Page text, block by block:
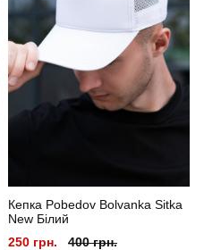
унісекс
повсякденний
котон
Кепка Pobedov Bolvanka Sitka
New Білий
250 грн.
400 грн.